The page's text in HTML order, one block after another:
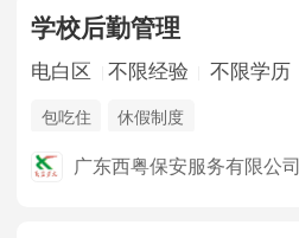
学校后勤管理
电白区 不限经验 不限学历
包吃住 休假制度
广东西粤保安服务有限公司